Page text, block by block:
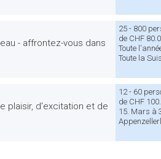
- affrontez-vous dans
25 - 800
de CHF
Toute
Toute la
plaisir, d'excitation et de
12 - 60
de CHF
15. Mars à